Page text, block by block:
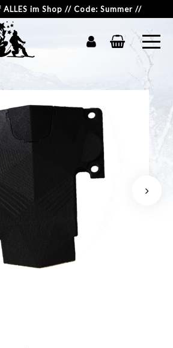
im Shop // Code: Summer //